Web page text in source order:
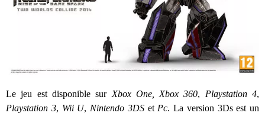
Le jeu est disponible sur Xbox One, Xbox 360, Playstation 4,
Playstation 3, Wii U, Nintendo 3DSet Pc. La version 3Ds est un